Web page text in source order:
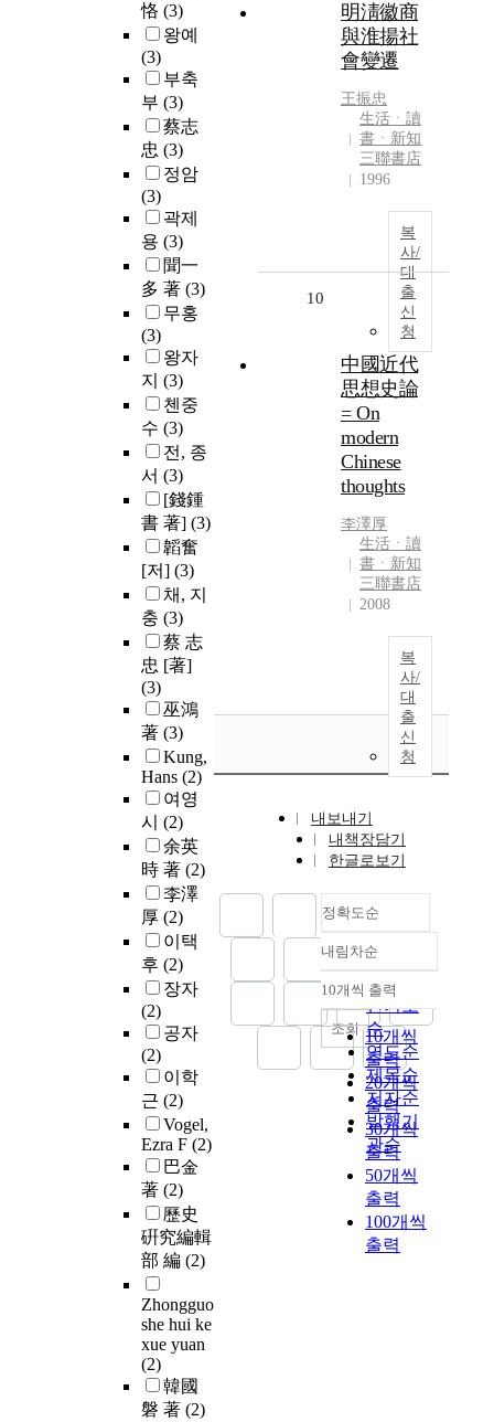
恪 (3)
왕예
(3)
부축
부 (3)
蔡志
忠 (3)
정암
(3)
곽제
용 (3)
聞一
多 著 (3)
무홍
(3)
왕자
지 (3)
첸중
수 (3)
전, 종
서 (3)
[錢鍾
書 著] (3)
韜奮
[저] (3)
채, 지
충 (3)
蔡 志
忠 [著]
(3)
巫鴻
著 (3)
Kung,
Hans (2)
여영
시 (2)
余英
時 著 (2)
李澤
厚 (2)
이택
후 (2)
장자
(2)
공자
(2)
이학
근 (2)
Vogel,
Ezra F (2)
巴金
著 (2)
歷史
硏究編輯
部 編 (2)
Zhongguo
she hui ke
xue yuan
(2)
韓國
磐 著 (2)
明淸徽商
與淮揚社
會變遷
王振忠
生活ㆍ讀
書ㆍ新知
三聯書店
1996
복
사/
대
출
신
청
10
中國近代
思想史論
= On
modern
Chinese
thoughts
李澤厚
生活ㆍ讀
書ㆍ新知
三聯書店
2008
복
사/
대
출
신
청
내보내기
내책장담기
한글로보기
정확도순
정확도
순
인기도
순
연도순
제목순
저자순
발행기
관순
내림차순
내림차순
10개씩 출력
10개씩
출력
20개씩
출력
30개씩
출력
50개씩
출력
100개씩
출력
조회